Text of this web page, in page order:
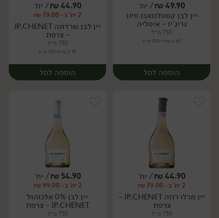
יח׳ יח׳
49.90
₪/ יח׳
יין לבן קסטלנואבו פינו
גריג'יו - איטליה
750 מ״ל
6.65 ₪ ל-100 מ״ל
הוספה לסל
יח׳
44.90
₪/ יח׳
2 יח' ב- 79.00 ₪
יין לבן שרדונה JP.CHENET
- צרפת
750 מ״ל
5.99 ₪ ל-100 מ״ל
הוספה לסל
יח׳
44.90
₪/ יח׳
2 יח' ב- 79.00 ₪
יין מרלו רוזה JP.CHENET -
צרפת
750 מ״ל
54.90
₪/ יח׳
2 יח' ב- 99.00 ₪
יין לבן 0% אלכוהול
JP.CHENET - צרפת
750 מ״ל